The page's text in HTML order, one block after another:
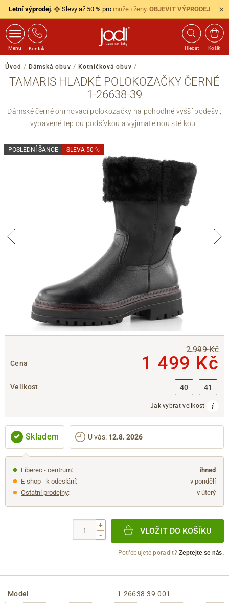
Letní výprodej. 🌞 Slevy až 50 % pro muže i ženy. OBJEVIT VÝPRODEJ
Menu Kontakt Hledat Košík
Úvod / Dámská obuv / Kotníčková obuv /
TAMARIS HLADKÉ POLOKOZAČKY ČERNÉ
1-26638-39
Dámské černé ohrnovací polokozačky na pohodlné vyšší podešvi,
vybavené teplou podšívkou a vyjímatelnou stélkou.
POSLEDNÍ ŠANCE SLEVA 50 %
Cena
2 999 Kč
1 499 Kč
Velikost 40 41
Jak vybrat velikost
Skladem U vás: 12.8. 2026
Liberec - centrum:
ihned
E-shop - k odeslání:
v pondělí
Ostatní prodejny: v úterý
+
-
VLOŽIT DO KOŠÍKU
Potřebujete poradit?Zeptejte se nás.
Model 1-26638-39-001